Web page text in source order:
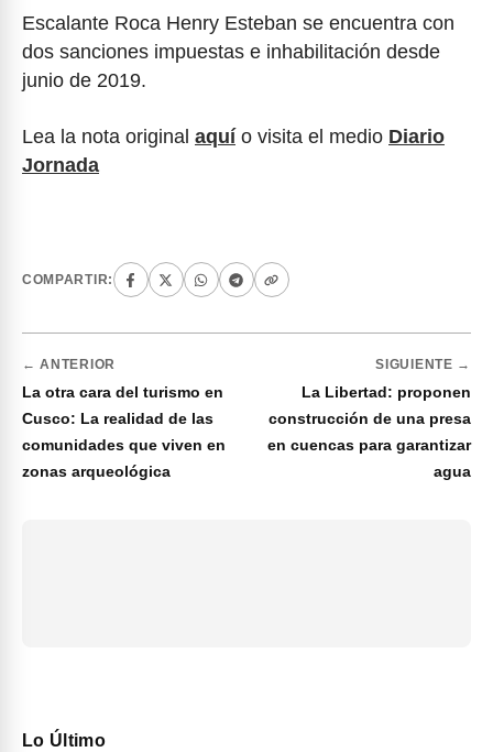
Escalante Roca Henry Esteban se encuentra con
dos sanciones impuestas e inhabilitación desde
junio de 2019.
Lea la nota original aquí o visita el medio Diario
Jornada
COMPARTIR:
← ANTERIOR
La otra cara del turismo en
Cusco: La realidad de las
comunidades que viven en
zonas arqueológica
SIGUIENTE →
La Libertad: proponen
construcción de una presa
en cuencas para garantizar
agua
Lo Último